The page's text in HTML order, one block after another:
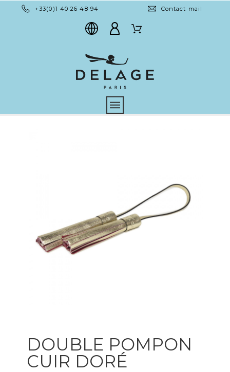
+33(0)1 40 26 48 94 Contact mail
DOUBLE POMPON
CUIR DORÉ